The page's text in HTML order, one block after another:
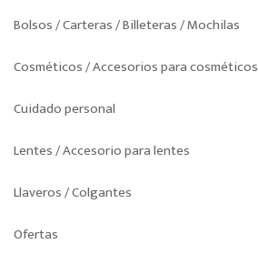
Bolsos / Carteras / Billeteras / Mochilas
Cosméticos / Accesorios para cosméticos
Cuidado personal
Lentes / Accesorio para lentes
Llaveros / Colgantes
Ofertas